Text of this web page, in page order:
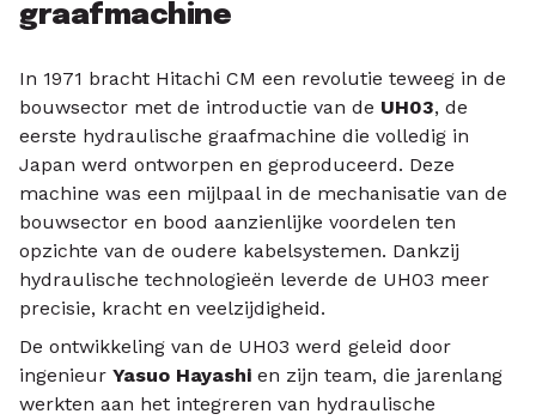
graafmachine
In 1971 bracht Hitachi CM een revolutie teweeg in de
bouwsector met de introductie van de UH03, de
eerste hydraulische graafmachine die volledig in
Japan werd ontworpen en geproduceerd. Deze
machine was een mijlpaal in de mechanisatie van de
bouwsector en bood aanzienlijke voordelen ten
opzichte van de oudere kabelsystemen. Dankzij
hydraulische technologieën leverde de UH03 meer
precisie, kracht en veelzijdigheid.
De ontwikkeling van de UH03 werd geleid door
ingenieur Yasuo Hayashi en zijn team, die jarenlang
werkten aan het integreren van hydraulische